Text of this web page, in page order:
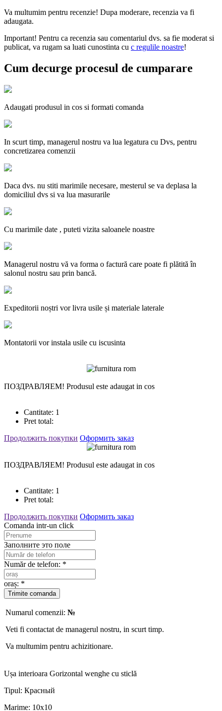
Va multumim pentru recenzie! Dupa moderare, recenzia va fi
adaugata.
Important! Pentru ca recenzia sau comentariul dvs. sa fie moderat si
publicat, va rugam sa luati cunostinta cu с regulile noastre!
Cum decurge procesul de cumparare
Adaugati produsul in cos si formati comanda
In scurt timp, managerul nostru va lua legatura cu Dvs, pentru
concretizarea comenzii
Daca dvs. nu stiti marimile necesare, mesterul se va deplasa la
domiciliul dvs si va lua masurarile
Cu marimile date , puteti vizita saloanele noastre
Managerul nostru vă va forma o factură care poate fi plătită în
salonul nostru sau prin bancă.
Expeditorii noștri vor livra usile și materiale laterale
Montatorii vor instala usile cu iscusinta
ПОЗДРАВЛЯЕМ! Produsul este adaugat in cos
Cantitate: 1
Pret total:
Продолжить покупки Оформить заказ
ПОЗДРАВЛЯЕМ! Produsul este adaugat in cos
Cantitate: 1
Pret total:
Продолжить покупки Оформить заказ
Comanda intr-un click
Заполните это поле
Număr de telefon: *
oraș: *
Numarul comenzii: №
Veti fi contactat de managerul nostru, in scurt timp.
Va multumim pentru achizitionare.
Ușa interioara Gorizontal wenghe cu sticlă
Tipul: Красный
Marime: 10x10